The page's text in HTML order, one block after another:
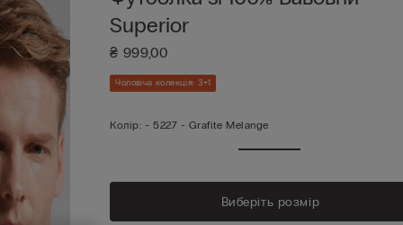
Superior
₴ 999,00
Чоловіча колекція: 3+1
Колір: -5227 - Grafite Melange
Виберіть розмір